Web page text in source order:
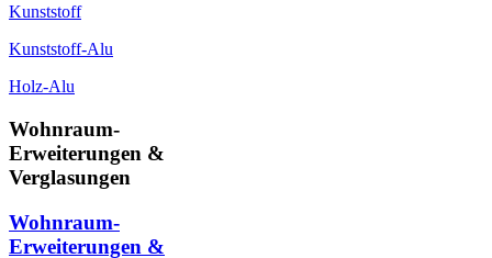
Kunststoff
Kunststoff-Alu
Holz-Alu
Wohnraum-
Erweiterungen &
Verglasungen
Wohnraum-
Erweiterungen &